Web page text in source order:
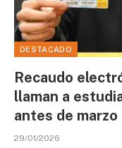
DESTACADO
Recaudo
llaman a
antes de marzo
29/01/2026